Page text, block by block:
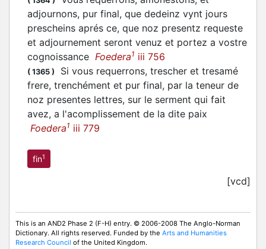
adjournons, pur final, que dedeinz vynt jours
prescheins aprés ce, que noz presentz requeste
et adjournement seront venuz et portez a vostre
cognoissance Foedera1 iii 756
( 1365 )
Si vous requerrons, trescher et tresamé
frere, trenchément et pur final, par la teneur de
noz presentes lettres, sur le serment qui fait
avez, a l'acomplissement de la dite paix
Foedera1 iii 779
fin1
[vcd]
This is an AND2 Phase 2 (F-H) entry. © 2006-2008 The Anglo-Norman
Dictionary. All rights reserved. Funded by the Arts and Humanities
Research Council of the United Kingdom.